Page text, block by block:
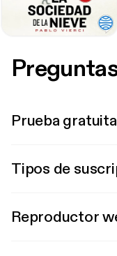
Prueba gratuita
Tipos de
Reproductor